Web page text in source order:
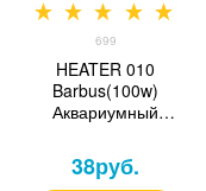
699
HEATER 010
Barbus(100w)
Аквариумный
обогреватель 100
Ватт
38руб.